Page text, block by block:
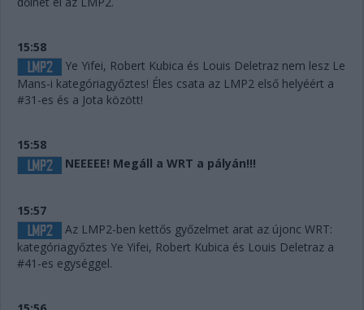
15:58
Ye Yifei, Robert Kubica és Louis Deletraz nem lesz Le
Mans-i kategóriagyőztes! Éles csata az LMP2 első helyéért a
#31-es és a Jota között!
15:58
NEEEEE! Megáll a WRT a pályán!!!
15:57
Az LMP2-ben kettős győzelmet arat az újonc WRT:
kategóriagyőztes Ye Yifei, Robert Kubica és Louis Deletraz a
#41-es egységgel.